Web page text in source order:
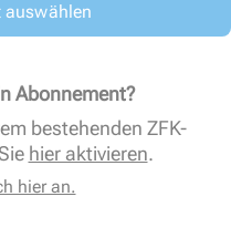
auswählen
Abonnement?
bestehenden ZFK-
hier aktivieren.
hier an.